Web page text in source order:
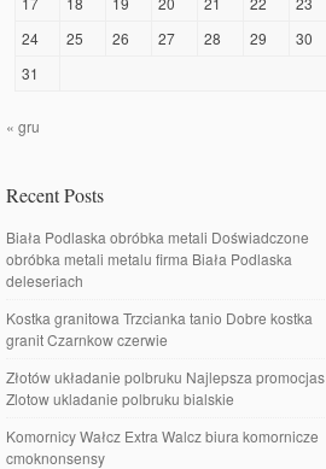
24
25 26 27 28 29
30
31
« gru
Recent Posts
Biała Podlaska obróbka metali Doświadczone
obróbka metali metalu firma Biała Podlaska
deleseriach
Kostka granitowa Trzcianka tanio Dobre kostka
granit Czarnkow czerwie
Złotów układanie polbruku Najlepsza promocjas
Zlotow ukladanie polbruku bialskie
Komornicy Wałcz Extra Walcz biura komornicze
cmoknonsensy